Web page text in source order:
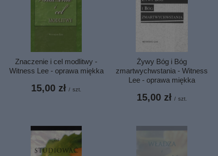
Znaczenie i cel modlitwy -
Witness Lee - oprawa miękka
15,00 zł / szt.
Żywy Bóg i Bóg
zmartwychwsta­nia - Witness
Lee - oprawa miękka
15,00 zł / szt.